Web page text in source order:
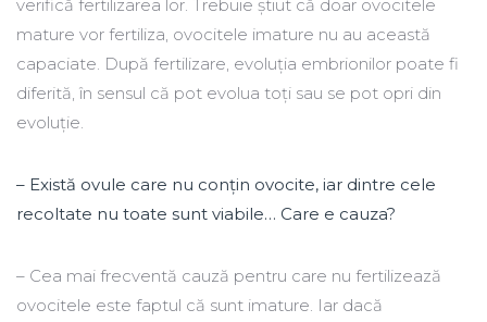
verifică fertilizarea lor. Trebuie ştiut că doar ovocitele
mature vor fertiliza, ovocitele imature nu au această
capaciate. După fertilizare, evoluţia embrionilor poate fi
diferită, în sensul că pot evolua toţi sau se pot opri din
evoluţie.
– Există ovule care nu conțin ovocite, iar dintre cele
recoltate nu toate sunt viabile… Care e cauza?
– Cea mai frecventă cauză pentru care nu fertilizează
ovocitele este faptul că sunt imature. Iar dacă